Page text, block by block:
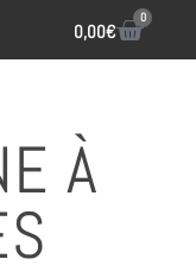
0,00€
0
À